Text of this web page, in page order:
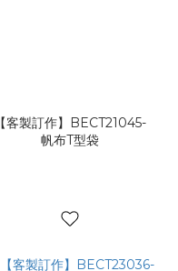
【客製訂作】BECT21045-
帆布T型袋